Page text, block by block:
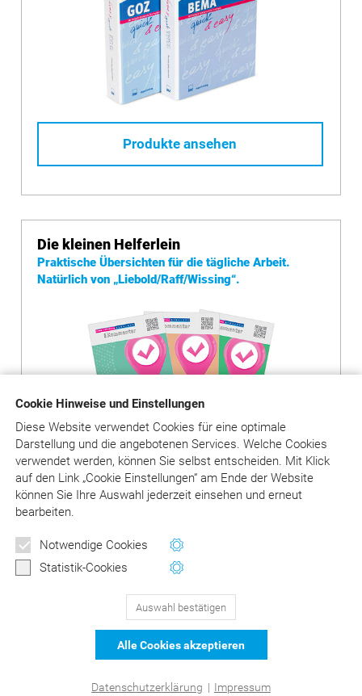
Cookie Hinweise und Einstellungen
Diese Website verwendet Cookies für eine optimale
Darstellung und die angebotenen Services. Welche Cookies
verwendet werden, können Sie selbst entscheiden. Mit Klick
aufden Link „Cookie Einstellungen“ am Ende der Website
können Sie Ihre Auswahl jederzeit einsehen und erneut
bearbeiten.
Notwendige Cookies
Statistik-Cookies
Auswahl bestätigen
Alle Cookies akzeptieren
Datenschutzerklärung | Impressum
Produkte ansehen
Die kleinen Helferlein
Praktische Übersichten für die tägliche Arbeit.
Natürlich von „Liebold/Raff/Wissing“.
DER Kommentar zu BEMA und
129Bewertungen auf ProvenExpert.com
Newsletter
Wertvolle Tipps und Hinweise
Jetzt anmelden